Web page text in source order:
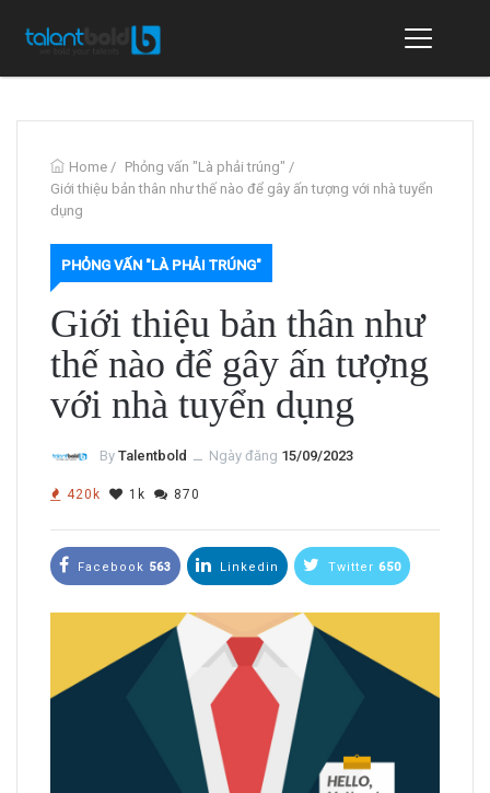
Home / Phỏng vấn "Là phải trúng" /
Giới thiệu bản thân như thế nào để gây ấn tượng với nhà tuyển
dụng
PHỎNG VẤN "LÀ PHẢI TRÚNG"
Giới thiệu bản thân như
thế nào để gây ấn tượng
với nhà tuyển dụng
By Talentbold ــ Ngày đăng 15/09/2023
420k 1k 870
Facebook 563 Linkedin Twitter 650